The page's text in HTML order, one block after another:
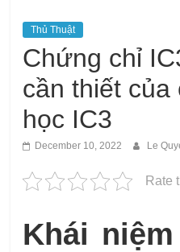
Thủ Thuật
Chứng chỉ
cần thiết của
học IC3
December 10, 2022 Le
Rate
Khái